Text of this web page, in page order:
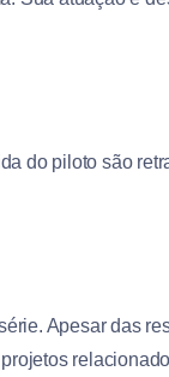
do piloto são
Apesar das